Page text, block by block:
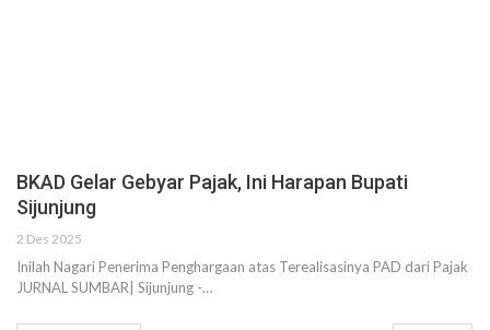
BKAD Gelar Gebyar Pajak, Ini Harapan Bupati
Sijunjung
2 Des 2025
Inilah Nagari Penerima Penghargaan atas Terealisasinya PAD dari Pajak
JURNAL SUMBAR| Sijunjung -…